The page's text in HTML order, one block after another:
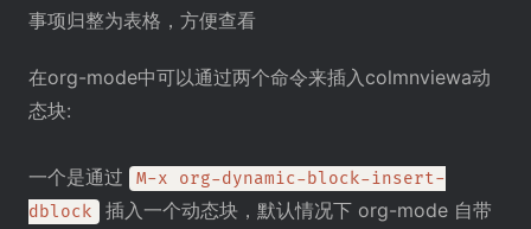
事项归整为表格，方便查看
在org-mode中可以通过两个命令来插入colmnviewa动
态块:
一个是通过
M-x org-dynamic-block-insert-
dblock 插入一个动态块，默认情况下 org-mode 自带